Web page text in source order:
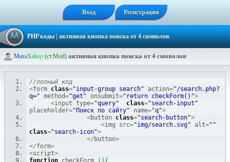
Вход Регистрация
PHP коды| активная кнопка поиска от 4 символов
MazaXakep (ст.Mod) активная кнопка поиска от 4 символов
//полный код
<form class="input-group search" action="/search.php?
q=" method="get" onsubmit="return checkForm()">
<input type="query" class="search-input"
placeholder="Поиск по сайту" name="q">
<button class="search-button">
<img src="img/search.svg" alt=""
class="search-icon">
</ button>
</form>
<script>